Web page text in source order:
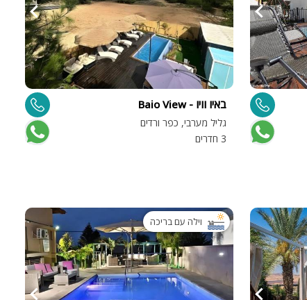
באיו וויו - Baio View
גליל מערבי, כפר ורדים
3 חדרים
וילה עם בריכה